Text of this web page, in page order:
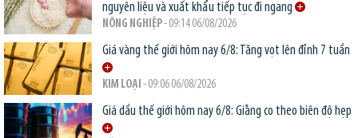
nguyên liệu và xuất khẩu tiếp tục đi ngang
NÔNG NGHIỆP- 09:14 06/08/2026
Giá vàng thế giới hôm nay 6/8: Tăng vọt lên đỉnh 7 tuần
KIM LOẠI - 09:06 06/08/2026
Giá dầu thế giới hôm nay 6/8: Giằng co theo biên độ hẹp